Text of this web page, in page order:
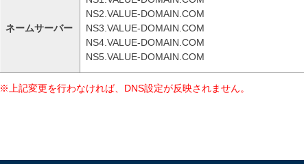
ネームサーバー
NS2.VALUE-DOMAIN.COM
NS3.VALUE-DOMAIN.COM
NS4.VALUE-DOMAIN.COM
NS5.VALUE-DOMAIN.COM
※上記変更を行わなければ、DNS設定が反映されません。